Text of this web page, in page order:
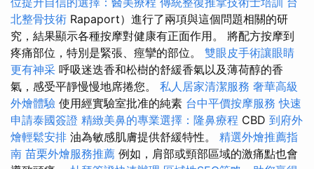
北整骨技術 Rapaport）進行了兩項與這個問題相關的研
究，結果顯示各種按摩對健康有正面作用。 將配方按摩到
疼痛部位，特別是緊張、痙攣的部位。 雙眼皮手術讓眼睛
更有神采 呼吸迷迭香和松樹的舒緩香氣以及薄荷醇的香
氣，感受平靜慢慢地席捲您。 私人居家清潔服務 奢華高級
外燴體驗 使用經實驗室批准的純素 台中平價按摩服務快速
申請泰國簽證 精緻美鼻的專業選擇：隆鼻療程 CBD 到府外
燴輕鬆安排 油為敏感肌膚提供舒緩特性。 精選外燴推薦指
南 苗栗外燴服務推薦 例如，肩部或頸部區域的激痛點也會